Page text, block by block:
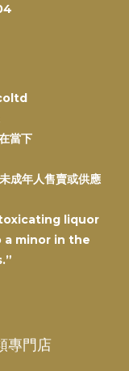
當下
成年人售賣或供應
liquor
minor in the
專門店